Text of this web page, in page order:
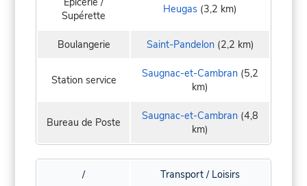
Supérette
Heugas (3,2 km)
Boulangerie Saint-Pandelon(2,2 km)
Station service Saugnac-et-Cambran (5,2
km)
Bureau de Poste Saugnac-et-Cambran (4,8
km)
/ Transport / Loisirs